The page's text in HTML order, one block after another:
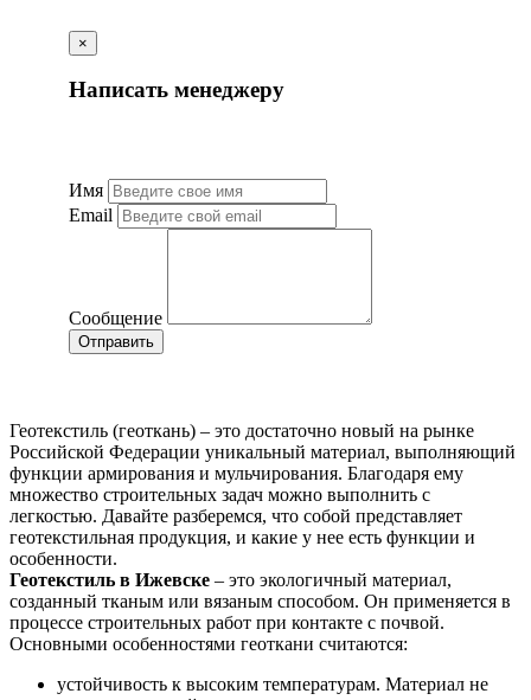
×
Написать менеджеру
Имя
Email
Сообщение
Отправить
Геотекстиль (геоткань) – это достаточно новый на рынке
Российской Федерации уникальный материал, выполняющий
функции армирования и мульчирования. Благодаря ему
множество строительных задач можно выполнить с
легкостью. Давайте разберемся, что собой представляет
геотекстильная продукция, и какие у нее есть функции и
особенности.
Геотекстиль в Ижевске – это экологичный материал,
созданный тканым или вязаным способом. Он применяется в
процессе строительных работ при контакте с почвой.
Основными особенностями геоткани считаются:
устойчивость к высоким температурам. Материал не